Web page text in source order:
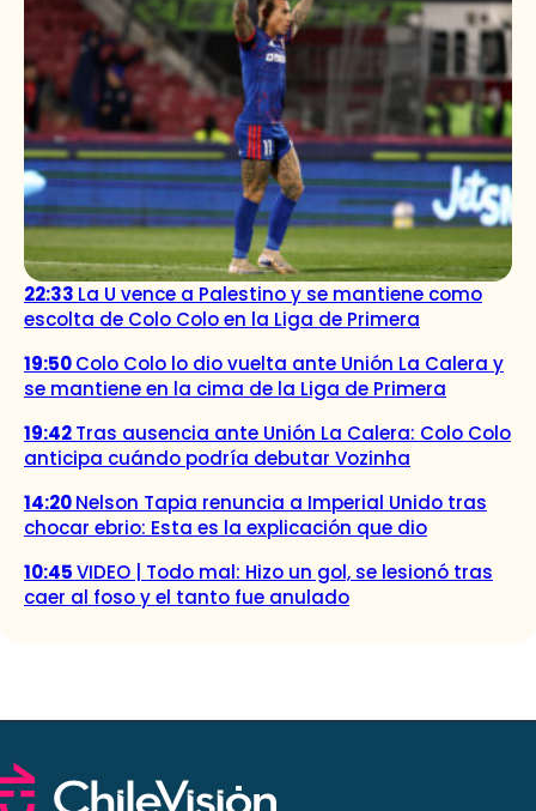
22:33 La U vence a Palestino y se mantiene como
escolta de Colo Colo en la Liga de Primera
19:50Colo Colo lo dio vuelta ante Unión La Calera y
se mantiene en la cima de la Liga de Primera
19:42Tras ausencia ante Unión La Calera: Colo Colo
anticipa cuándo podría debutar Vozinha
14:20Nelson Tapia renuncia a Imperial Unido tras
chocar ebrio: Esta es la explicación que dio
10:45VIDEO | Todo mal: Hizo un gol, se lesionó tras
caer al foso y el tanto fue anulado